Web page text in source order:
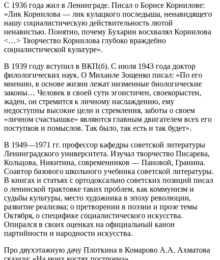
С 1936 года жил в Ленинграде. Писал о Борисе Корнилове:
«Лик Корнилова — лик кулацкого последыша, ненавидящего
нашу социалистическую действительность лютой
ненавистью. Понятно, почему Бухарин восхвалял Корнилова
<…> Творчество Корнилова глубоко враждебно
социалистической культуре».
В 1939 году вступил в ВКП(б). С июля 1943 года доктор
филологических наук. О Михаиле Зощенко писал: «По его
мнению, в основе жизни лежат низменные биологические
законы… Человек в своей сути эгоистичен, своекорыстен,
жаден, он стремится к личному наслаждению, ему
недоступны высокие цели и стремления, заботы о своем
«личном счастьишке» являются главным двигателем всех его
поступков и помыслов. Так было, так есть и так будет».
В 1949—1971 гг. профессор кафедры советской литературы
Ленинградского университета. Изучал творчество Писарева,
Кольцова, Никитина, современников — Пановой, Гранина.
Соавтор базового школьного учебника советской литературы.
В книгах и статьях с ортодоксально советских позиций писал
о ленинской трактовке таких проблем, как коммунизм и
судьбы культуры, место художника в эпоху революции,
развитие реализма; о претворении в поэзии и прозе темы
Октября, о специфике социалистического искусства.
Опирался в своих оценках на официальный канон
партийности и народности искусства.
Про двухэтажную дачу Плоткина в Комарово А.А. Ахматова